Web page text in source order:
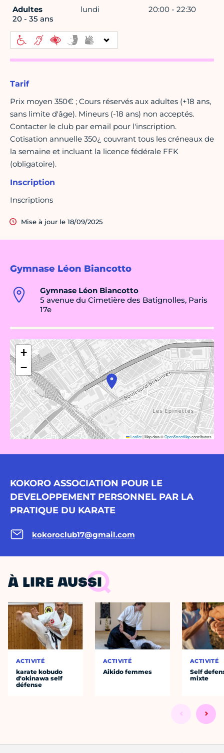
Gymnase Léon Biancotto
Gymnase Léon Biancotto
5 avenue du Cimetière des Batignolles, Paris
17e
+
−
Leaflet|Map data ©OpenStreetMapcontributors
KOKORO ASSOCIATION POUR LE
DEVELOPPEMENT PERSONNEL PAR LA
PRATIQUE DU KARATE
kokoroclub17@gmail.com
Adultes
20 - 35 ans
lundi 20:00 - 22:30
Tarif
Prix moyen 350€ ; Cours réservés aux adultes (+18 ans,
sans limite d'âge). Mineurs (-18 ans) non acceptés.
Contacter le club par email pour l'inscription.
Cotisation annuelle 350¿ couvrant tous les créneaux de
la semaine et incluant la licence fédérale FFK
(obligatoire).
Inscription
Inscriptions
Mise à jour le 18/09/2025
À LIRE AUSSI
ACTIVITÉ
karate kobudo
d'okinawa self
défense
ACTIVITÉ
Aikido femmes
ACTIVITÉ
Self
mixte